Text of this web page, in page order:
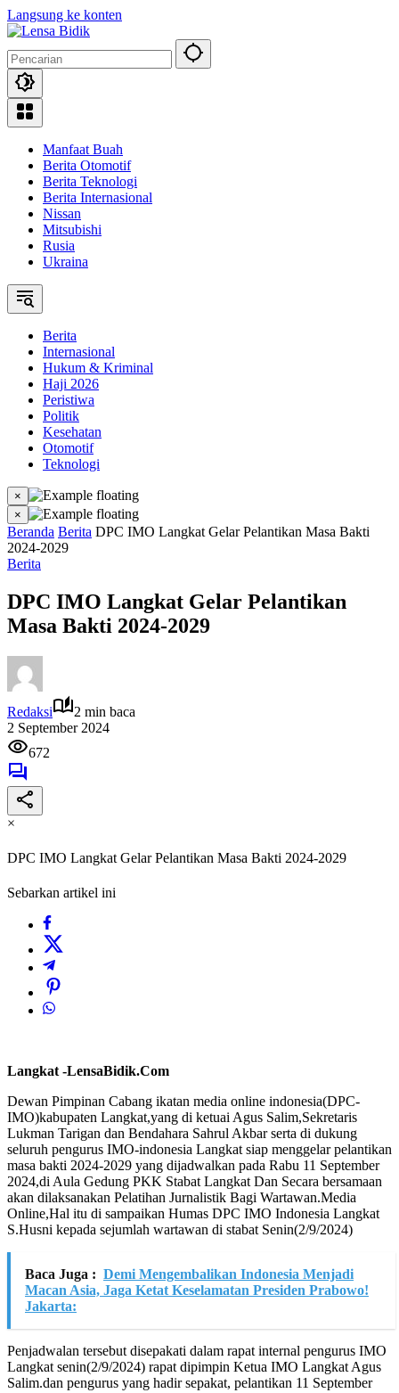
Langsung ke konten
Manfaat Buah
Berita Otomotif
Berita Teknologi
Berita Internasional
Nissan
Mitsubishi
Rusia
Ukraina
Berita
Internasional
Hukum & Kriminal
Haji 2026
Peristiwa
Politik
Kesehatan
Otomotif
Teknologi
×
×
Beranda Berita DPC IMO Langkat Gelar Pelantikan Masa Bakti
2024-2029
Berita
DPC IMO Langkat Gelar Pelantikan
Masa Bakti 2024-2029
Redaksi
2 min baca
2 September 2024
672
×
DPC IMO Langkat Gelar Pelantikan Masa Bakti 2024-2029
Sebarkan artikel ini
Langkat -LensaBidik.Com
Dewan Pimpinan Cabang ikatan media online indonesia(DPC-
IMO)kabupaten Langkat,yang di ketuai Agus Salim,Sekretaris
Lukman Tarigan dan Bendahara Sahrul Akbar serta di dukung
seluruh pengurus IMO-indonesia Langkat siap menggelar pelantikan
masa bakti 2024-2029 yang dijadwalkan pada Rabu 11 September
2024,di Aula Gedung PKK Stabat Langkat Dan Secara bersamaan
akan dilaksanakan Pelatihan Jurnalistik Bagi Wartawan.Media
Online,Hal itu di sampaikan Humas DPC IMO Indonesia Langkat
S.Husni kepada sejumlah wartawan di stabat Senin(2/9/2024)
Baca Juga : Demi Mengembalikan Indonesia Menjadi
Macan Asia, Jaga Ketat Keselamatan Presiden Prabowo!
Jakarta:
Penjadwalan tersebut disepakati dalam rapat internal pengurus IMO
Langkat senin(2/9/2024) rapat dipimpin Ketua IMO Langkat Agus
Salim.dan pengurus yang hadir sepakat, pelantikan 11 September